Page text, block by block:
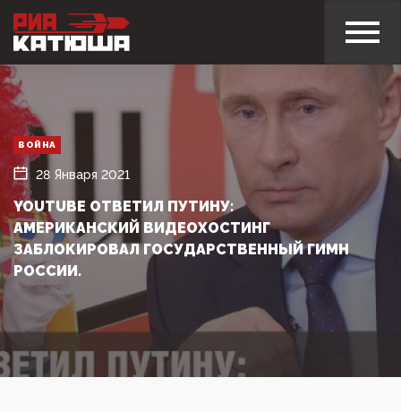
ВОЙНА
28 Января 2021
YOUTUBE ОТВЕТИЛ ПУТИНУ:
АМЕРИКАНСКИЙ ВИДЕОХОСТИНГ
ЗАБЛОКИРОВАЛ ГОСУДАРСТВЕННЫЙ ГИМН
РОССИИ.